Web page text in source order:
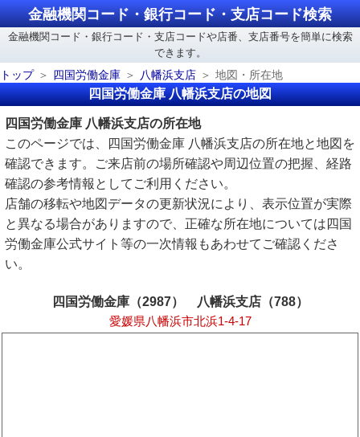
金融機関コード・銀行コード・支店コード検索
金融機関コード・銀行コード・支店コードや店番、支店番号を簡単に検索
できます。
トップ
四国労働金庫 八幡浜支店 地図・所在地
四国労働金庫 八幡浜支店の地図
四国労働金庫 八幡浜支店の所在地
このページでは、四国労働金庫 八幡浜支店の所在地と地図を
確認できます。ご来店前の場所確認や周辺位置の把握、経路
確認の参考情報としてご利用ください。
店舗の移転や地図データの更新状況により、表示位置が実際
と異なる場合がありますので、正確な所在地については四国
労働金庫公式サイト等の一次情報もあわせてご確認くださ
い。
四国労働金庫（2987） 八幡浜支店（788）
愛媛県八幡浜市北浜1-4-17